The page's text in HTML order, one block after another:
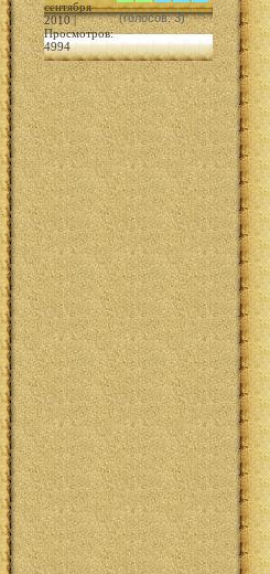
сентября
2010 |
Просмотров:
4994
(голосов: 3)